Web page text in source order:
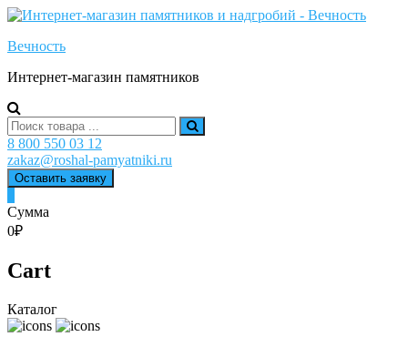
Skip
content
Вечность
Интернет-магазин памятников
Search
for:
8 800 550 03 12
zakaz@roshal-pamyatniki.ru
Оставить заявку
Сумма
0₽
Cart
Каталог